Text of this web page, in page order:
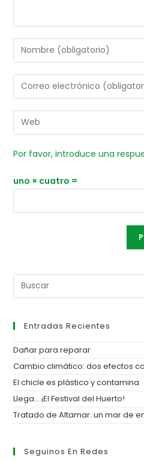
Por favor, introduce una
uno × cuatro =
Entradas Recientes
Dañar para reparar
Cambio climático: dos efectos
El chicle es plástico y contamina
Llega… ¡El Festival del Huerto!
Tratado de Altamar: un mar de
Seguinos En Redes